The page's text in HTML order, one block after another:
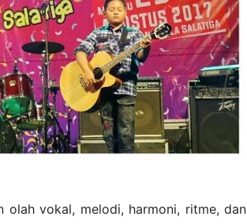
olah vokal, melodi, harmoni, ritme, dan